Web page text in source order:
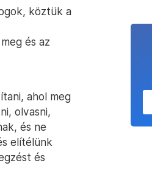
köztük a
és az
ahol meg
olvasni,
és ne
elítélünk
és